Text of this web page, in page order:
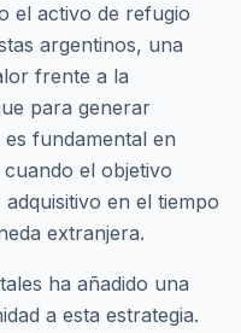
el activo de refugio
argentinos, una
frente a la
para generar
fundamental en
el objetivo
en el tiempo
extranjera.
ha añadido una
a esta estrategia.